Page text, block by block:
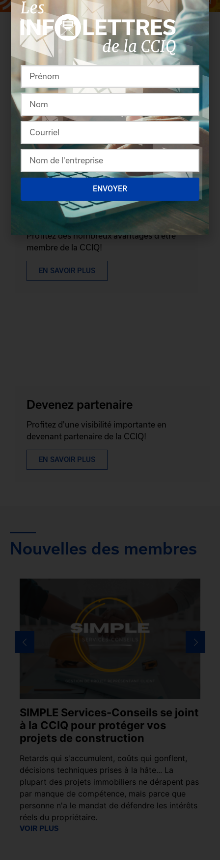
Rassembler pour créer
Devenez membre
Profitez des nombreux avantages d'être
membre de la CCIQ!
EN SAVOIR PLUS
Devenez partenaire
Profitez d'une visibilité importante en
devenant partenaire de la CCIQ!
EN SAVOIR PLUS
Nouvelles des membres
SIMPLE Services-Conseils se joint
à la CCIQ pour protéger vos
projets de construction
Retards qui s'accumulent, coûts qui gonflent,
décisions techniques prises à la hâte... La
plupart des projets immobiliers ne dérapent pas
par manque de compétence, mais parce que
personne n'a le mandat de défendre les intérêts
réels du propriétaire.
VOIR PLUS
ENVOYER